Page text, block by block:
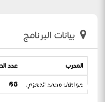
استمارة المواصفات
بيانات البرنامج
المدرب عدد
عواطف محمد المعزي 66